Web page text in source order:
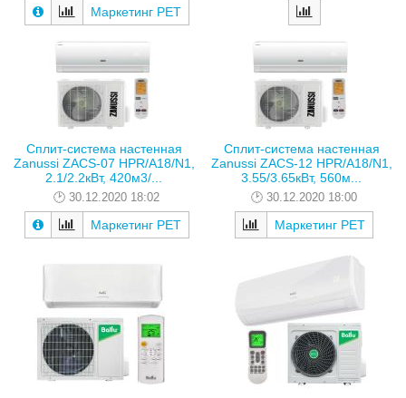
Маркетинг РЕТ
Сплит-система настенная
Zanussi ZACS-07 HPR/A18/N1,
2.1/2.2кВт, 420м3/...
30.12.2020 18:02
Маркетинг РЕТ
Сплит-система настенная
Zanussi ZACS-12 HPR/A18/N1,
3.55/3.65кВт, 560м...
30.12.2020 18:00
Маркетинг РЕТ